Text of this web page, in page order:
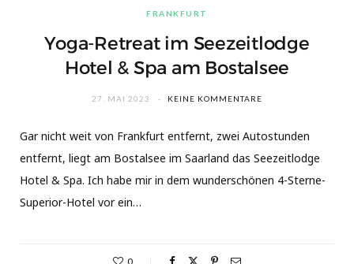
FRANKFURT
Yoga-Retreat im Seezeitlodge
Hotel & Spa am Bostalsee
27. MAI 2023 KEINE KOMMENTARE
Gar nicht weit von Frankfurt entfernt, zwei Autostunden
entfernt, liegt am Bostalsee im Saarland das Seezeitlodge
Hotel & Spa. Ich habe mir in dem wunderschönen 4-Sterne-
Superior-Hotel vor ein…
0